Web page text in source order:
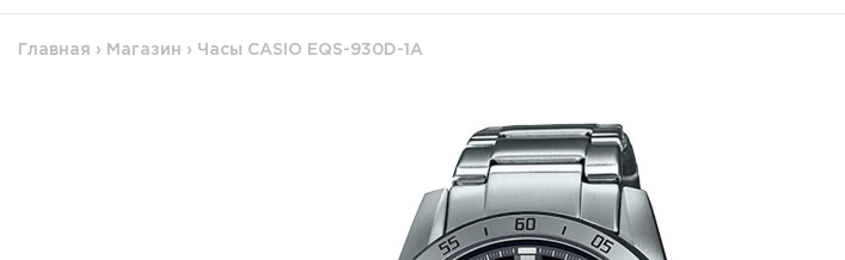
Главная › Магазин › Часы CASIO EQS-930D-1A